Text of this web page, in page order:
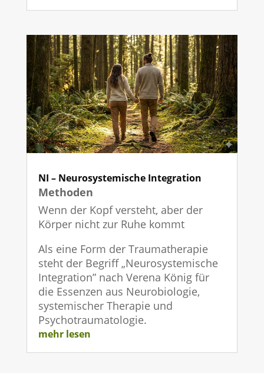
NI – Neurosystemische Integration
Methoden
Wenn der Kopf versteht, aber der
Körper nicht zur Ruhe kommt
Als eine Form der Traumatherapie
steht der Begriff „Neurosystemische
Integration” nach Verena König für
die Essenzen aus Neurobiologie,
systemischer Therapie und
Psychotraumatologie.
mehr lesen